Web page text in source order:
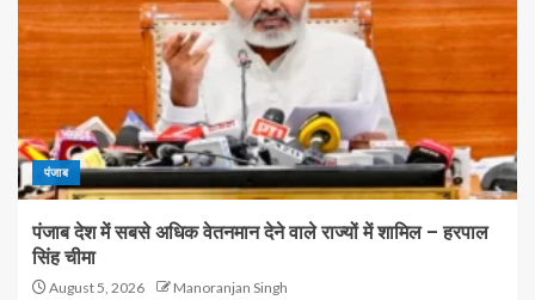
पंजाब
पंजाब देश में सबसे अधिक वेतनमान देने वाले राज्यों में शामिल – हरपाल
सिंह चीमा
August 5, 2026 Manoranjan Singh